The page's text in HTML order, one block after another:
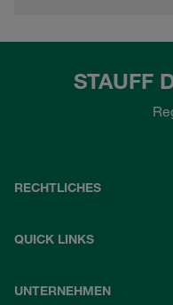
STAUFF
RECHTLICHES
QUICK LINKS
UNTERNEHMEN